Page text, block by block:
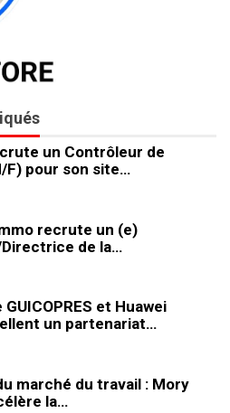
un Contrôleur de
F) pour son site…
recrute un (e)
de la…
et Huawei
un partenariat…
marché du travail : Mory
la…